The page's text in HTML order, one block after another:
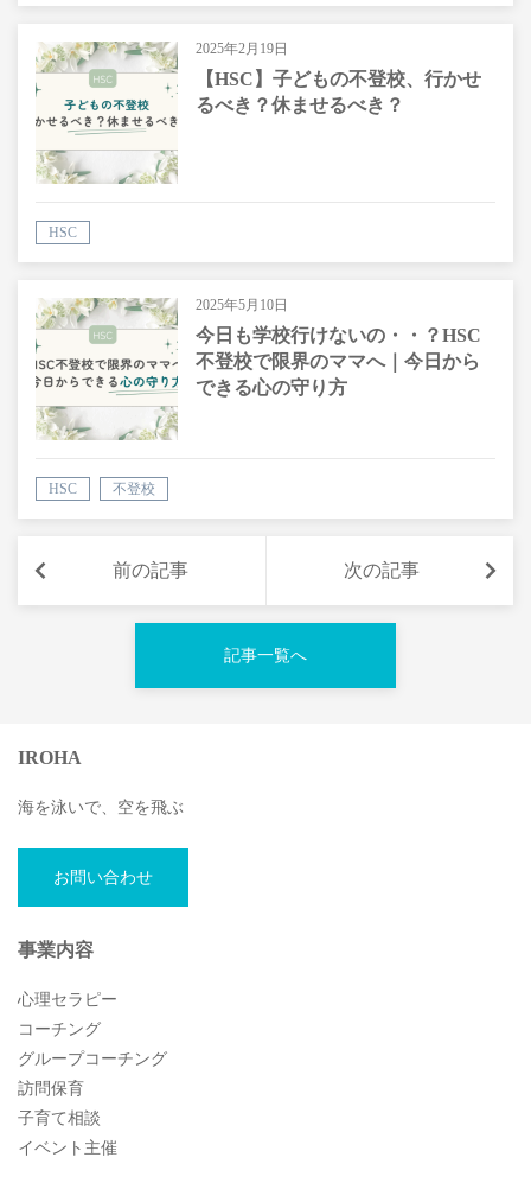
2025年2月19日
【HSC】子どもの不登校、行かせ
るべき？休ませるべき？
HSC
2025年5月10日
今日も学校行けないの・・？HSC
不登校で限界のママへ｜今日から
できる心の守り方
HSC 不登校
前の記事 次の記事
記事一覧へ
IROHA
海を泳いで、空を飛ぶ
お問い合わせ
事業内容
心理セラピー
コーチング
グループコーチング
訪問保育
子育て相談
イベント主催